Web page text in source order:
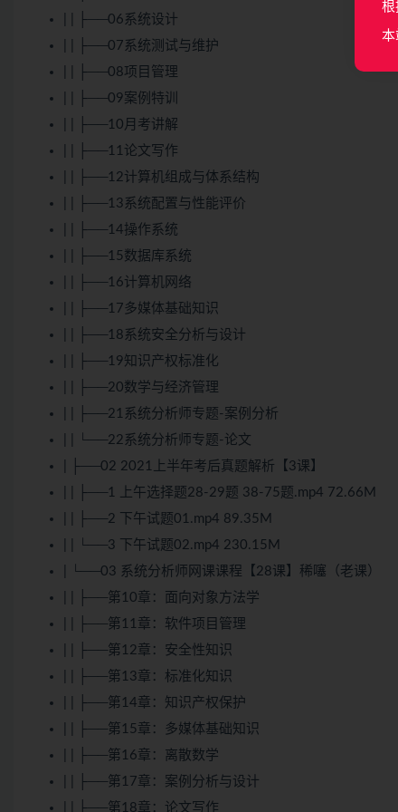
| | ├──06系统设计
| | ├──07系统测试与维护
| | ├──08项目管理
| | ├──09案例特训
| | ├──10月考讲解
| | ├──11论文写作
| | ├──12计算机组成与体系结构
| | ├──13系统配置与性能评价
| | ├──14操作系统
| | ├──15数据库系统
| | ├──16计算机网络
| | ├──17多媒体基础知识
| | ├──18系统安全分析与设计
| | ├──19知识产权标准化
| | ├──20数学与经济管理
| | ├──21系统分析师专题-案例分析
| | └──22系统分析师专题-论文
| ├──02 2021上半年考后真题解析【3课】
| | ├──1 上午选择题28-29题 38-75题.mp4 72.66M
| | ├──2 下午试题01.mp4 89.35M
| | └──3 下午试题02.mp4 230.15M
| └──03 系统分析师网课课程【28课】稀噻（老课）
| | ├──第10章：面向对象方法学
| | ├──第11章：软件项目管理
| | ├──第12章：安全性知识
| | ├──第13章：标准化知识
| | ├──第14章：知识产权保护
| | ├──第15章：多媒体基础知识
| | ├──第16章：离散数学
| | ├──第17章：案例分析与设计
| | ├──第18章：论文写作
根
本